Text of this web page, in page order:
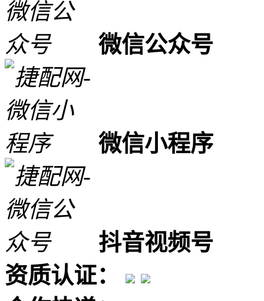
微信公众号
微信小程序
抖音视频号
资质认证：